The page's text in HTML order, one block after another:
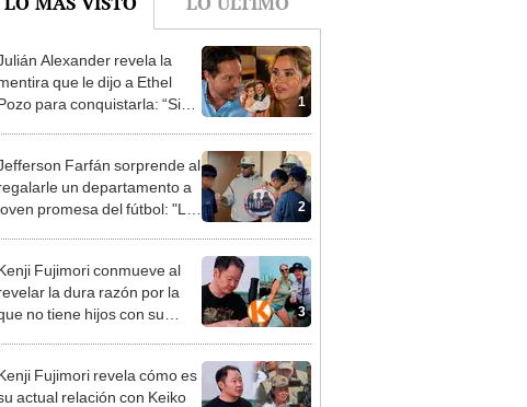
1
Alexander revela la
que le dijo a Ethel
para conquistarla: “Si
2
Farfán sorprende al
un departamento a
promesa del fútbol: "Lo
3
Fujimori conmueve al
la dura razón por la
no tiene hijos con su
Fujimori revela cómo es
actual relación con Keiko